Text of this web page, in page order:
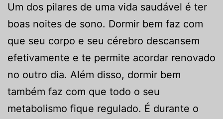
Um dos pilares de uma vida saudável é ter
boas noites de sono. Dormir bem faz com
que seu corpo e seu cérebro descansem
efetivamente e te permite acordar renovado
no outro dia. Além disso, dormir bem
também faz com que todo o seu
metabolismo fique regulado. É durante o